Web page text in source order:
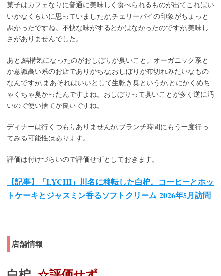
菓子はカフェなりに普通に美味しく食べられるものが出てこればい
いかなくらいに思っていましたが,チェリーパイの印象がちょっと
悪かったですね。不快な味がするとかはなかったのですが,美味し
さがありませんでした。
あと,結構気になったのがおしぼりが臭いこと。オーガニック系と
か意識高い系のお店でありがちな,おしぼりが布切れみたいなもの
なんですが,まあそれはいいとして生乾き臭というか,とにかくめち
ゃくちゃ臭かったんですよね。おしぼりって臭いことが多く逆に汚
いので使い捨てが良いですね。
ディナーは行くつもりありませんが,ブランチ時間にもう一度行っ
てみる可能性はあります。
評価は付けづらいので評価せずとしておきます。
【記事】「LYCHI」川名に移転した白枦。コーヒーとホッ
トケーキとジャスミン香るソフトクリーム 2026年5月訪問
店舗情報